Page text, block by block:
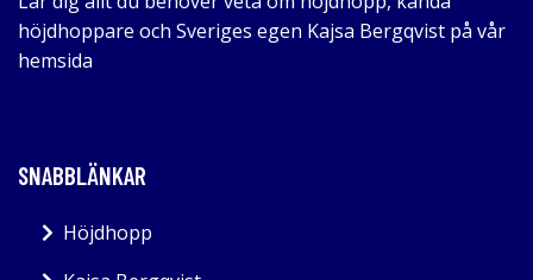
höjdhoppare och Sveriges egen Kajsa Bergqvist på vår
hemsida
SNABBLÄNKAR
Höjdhopp